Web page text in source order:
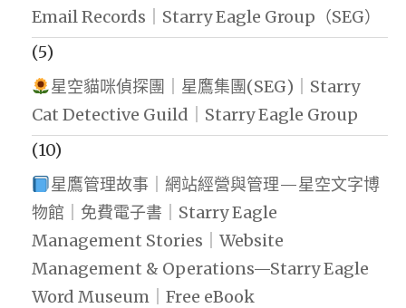
Email Records｜Starry Eagle Group（SEG）
(5)
星空貓咪偵探團｜星鷹集團(SEG)｜Starry
Cat Detective Guild｜Starry Eagle Group
(10)
星鷹管理故事｜網站經營與管理—星空文字博
物館｜免費電子書｜Starry Eagle
Management Stories｜Website
Management & Operations—Starry Eagle
Word Museum｜Free eBook